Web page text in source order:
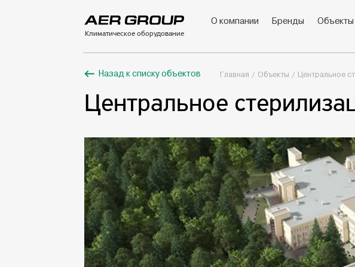
Климатическое оборудование
О компании Бренды Объекты
Назад к списку объектов Главная Объекты Центральное
Центральное